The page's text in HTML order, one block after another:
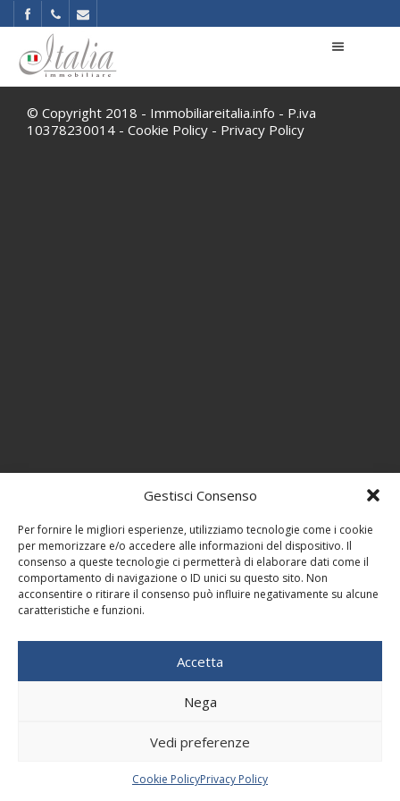
Gestisci Consenso
Per fornire le migliori esperienze, utilizziamo tecnologie come i cookie
per memorizzare e/o accedere alle informazioni del dispositivo. Il
consenso a queste tecnologie ci permetterà di elaborare dati come il
comportamento di navigazione o ID unici su questo sito. Non
acconsentire o ritirare il consenso può influire negativamente su alcune
caratteristiche e funzioni.
Accetta
Nega
Vedi preferenze
Cookie PolicyPrivacy Policy
© Copyright 2018 - Immobiliareitalia.info - P.iva
10378230014 - Cookie Policy - Privacy Policy